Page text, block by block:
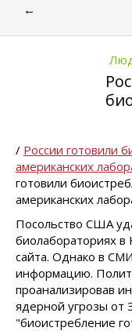
←
/ России готовили
американских
готовили
американских
Посольство США
биолабораториях
сайта. Однако в
информацию.
проанализировав
ядерной угрозы от
"биоистребление